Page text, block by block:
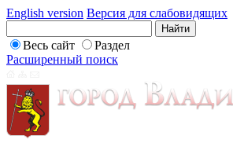
English version Версия для слабовидящих
Весь сайт
Раздел
Расширенный поиск